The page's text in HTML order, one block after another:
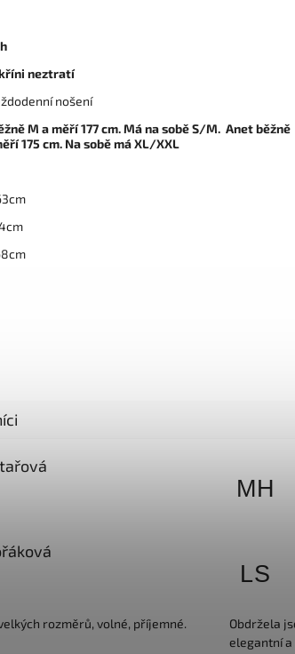
neztratí
nošení
M a měří 177 cm. Má na sobě S/M. Anet běžně
175 cm. Na sobě má XL/XXL
MH
rozměrů, volné, příjemné.
LS
Obdržela
elegantní